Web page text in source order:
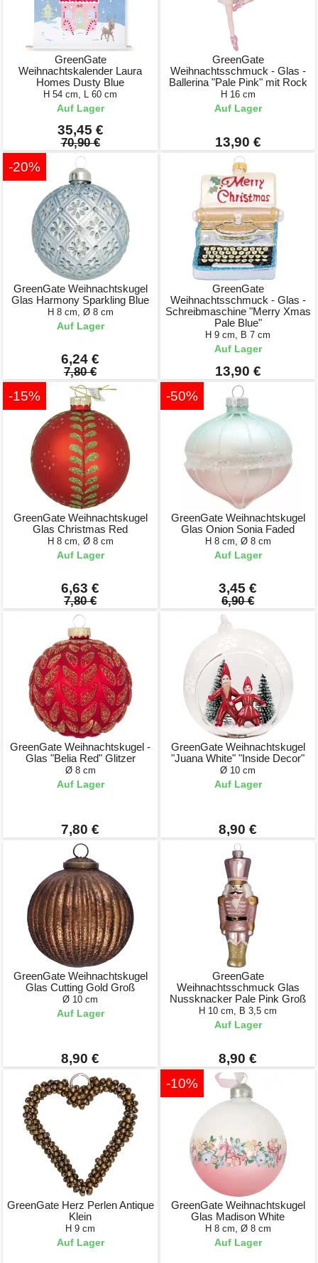
GreenGate
Weihnachtskalender Laura
Homes Dusty Blue
H 54 cm, L 60 cm
Auf Lager
35,45 €
70,90 €
GreenGate
Weihnachtsschmuck - Glas -
Ballerina "Pale Pink" mit Rock
H 16 cm
Auf Lager
13,90 €
-20%
GreenGate Weihnachtskugel
Glas Harmony Sparkling Blue
H 8 cm, Ø 8 cm
Auf Lager
6,24 €
7,80 €
GreenGate
Weihnachtsschmuck - Glas -
Schreibmaschine "Merry Xmas
Pale Blue"
H 9 cm, B 7 cm
Auf Lager
13,90 €
-15%
GreenGate Weihnachtskugel
Glas Christmas Red
H 8 cm, Ø 8 cm
Auf Lager
6,63 €
7,80 €
-50%
GreenGate Weihnachtskugel
Glas Onion Sonia Faded
H 8 cm, Ø 8 cm
Auf Lager
3,45 €
6,90 €
GreenGate Weihnachtskugel -
Glas "Belia Red" Glitzer
Ø 8 cm
Auf Lager
7,80 €
GreenGate Weihnachtskugel
"Juana White" "Inside Decor"
Ø 10 cm
Auf Lager
8,90 €
GreenGate Weihnachtskugel
Glas Cutting Gold Groß
Ø 10 cm
Auf Lager
8,90 €
GreenGate
Weihnachtsschmuck Glas
Nussknacker Pale Pink Groß
H 10 cm, B 3,5 cm
Auf Lager
8,90 €
GreenGate Herz Perlen Antique
Klein
H 9 cm
Auf Lager
-10%
GreenGate Weihnachtskugel
Glas Madison White
H 8 cm, Ø 8 cm
Auf Lager